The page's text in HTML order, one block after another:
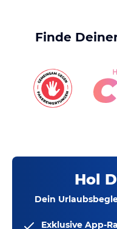
Finde
Hol
Dein
Exklusive App-